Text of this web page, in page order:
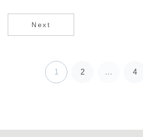
Next
1 2 … 4